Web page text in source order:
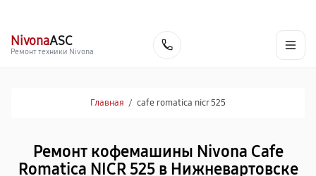
NivonaASC
Ремонт техники Nivona
Главная / cafe romatica nicr 525
Ремонт кофемашины Nivona Cafe
Romatica NICR 525 в Нижневартовске